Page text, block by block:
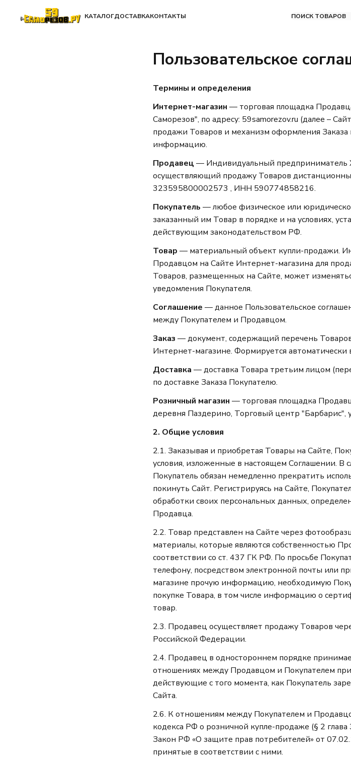
КАТАЛОГДОСТАВКАКОНТАКТЫ ПОИСК ТОВАРОВ
Пользовательское
Термины и определения
Интернет-магазин — торговая площадка
Саморезов", по адресу: 59samorezov.ru (далее –
продажи Товаров и механизм оформления
информацию.
Продавец — Индивидуальный предприниматель
осуществляющий продажу Товаров
323595800002573 , ИНН 590774858216.
Покупатель — любое физическое или
заказанный им Товар в порядке и на условиях,
действующим законодательством РФ.
Товар — материальный объект купли-продажи.
Продавцом на Сайте Интернет-магазина для
Товаров, размещенных на Сайте, может
уведомления Покупателя.
Соглашение — данное Пользовательское
между Покупателем и Продавцом.
Заказ — документ, содержащий перечень
Интернет-магазине. Формируется автоматически
Доставка — доставка Товара третьим лицом
по доставке Заказа Покупателю.
Розничный магазин — торговая площадка
деревня Паздерино, Торговый центр "Барбарис",
2. Общие условия
2.1. Заказывая и приобретая Товары на Сайте,
условия, изложенные в настоящем Соглашении. В
Покупатель обязан немедленно прекратить
покинуть Сайт. Регистрируясь на Сайте,
обработки своих персональных данных,
Продавца.
2.2. Товар представлен на Сайте через
материалы, которые являются собственностью
соответствии со ст. 437 ГК РФ. По просьбе
телефону, посредством электронной почты или
магазине прочую информацию, необходимую
покупке Товара, в том числе информацию о
товар.
2.3. Продавец осуществляет продажу Товаров
Российской Федерации.
2.4. Продавец в одностороннем порядке
отношениях между Продавцом и Покупателем
действующие с того момента, как Покупатель
Сайта.
2.6. К отношениям между Покупателем и
кодекса РФ о розничной купле-продаже (§ 2 глава
Закон РФ «О защите прав потребителей» от
принятые в соответствии с ними.